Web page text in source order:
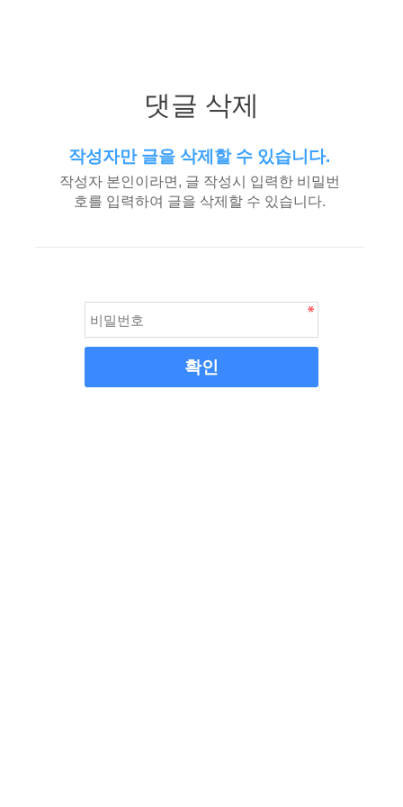
댓글 삭제
작성자만 글을 삭제할 수 있습니다.
작성자 본인이라면, 글 작성시 입력한 비밀번
호를 입력하여 글을 삭제할 수 있습니다.